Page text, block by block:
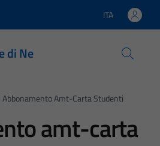
Lingua attiva:
ITA
di Ne
Abbonamento Amt-Carta Studenti
amt-carta